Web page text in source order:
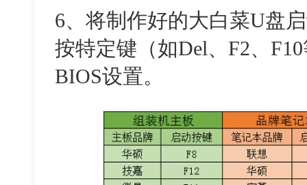
6、将制作好的大白菜U盘
按特定键（如Del、F2、
BIOS设置。